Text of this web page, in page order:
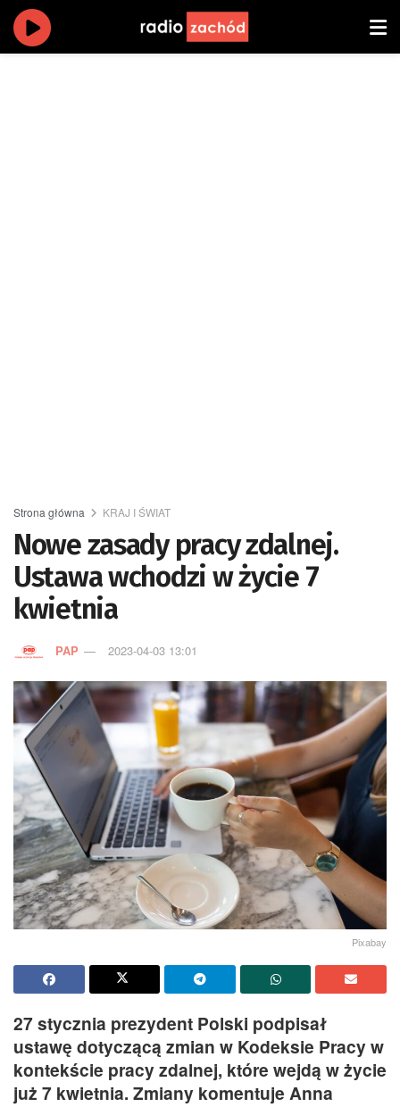
Strona główna KRAJ I ŚWIAT
Nowe zasady pracy zdalnej.
Ustawa wchodzi w życie 7
kwietnia
PAP 2023-04-03 13:01
Pixabay
27 stycznia prezydent Polski podpisał
ustawę dotyczącą zmian w Kodeksie Pracy w
kontekście pracy zdalnej, które wejdą w życie
już 7 kwietnia. Zmiany komentuje Anna